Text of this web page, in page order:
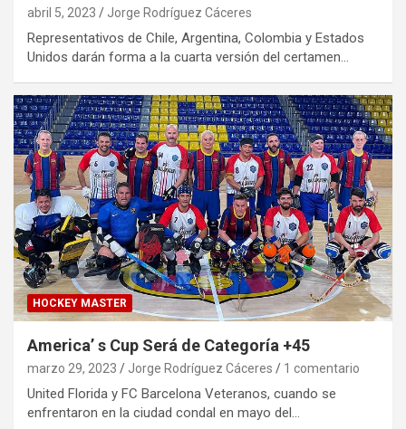
abril 5, 2023 Jorge Rodríguez Cáceres
Representativos de Chile, Argentina, Colombia y Estados
Unidos darán forma a la cuarta versión del certamen…
HOCKEY MASTER
America’ s Cup Será de Categoría +45
marzo 29, 2023 Jorge Rodríguez Cáceres 1 comentario
United Florida y FC Barcelona Veteranos, cuando se
enfrentaron en la ciudad condal en mayo del…